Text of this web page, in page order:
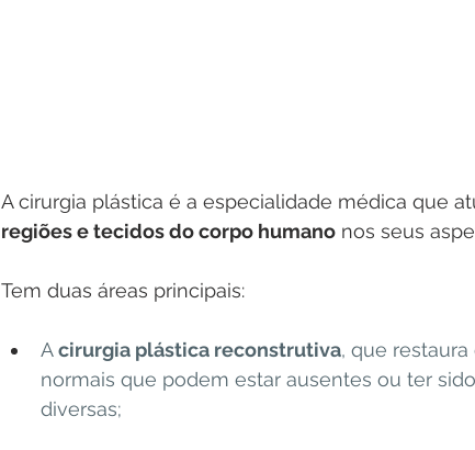
A cirurgia plástica é a especialidade médica que
regiões e tecidos do corpo humano nos seus
Tem duas áreas principais:
A cirurgia plástica reconstrutiva, que
normais que podem estar ausentes ou ter
diversas;